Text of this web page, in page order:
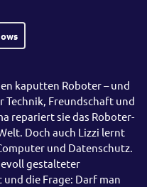
kaputten Roboter – und
Freundschaft und
repariert sie das Roboter-
Doch auch Lizzi lernt
und Datenschutz.
gestalteter
die Frage: Darf man